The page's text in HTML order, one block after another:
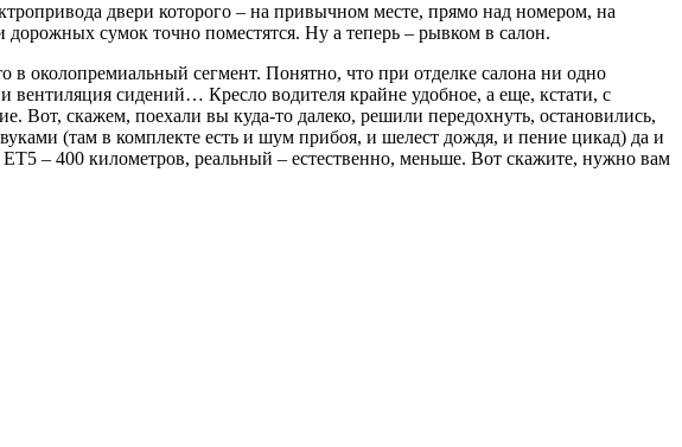
двери которого – на привычном месте, прямо над номером, на
сумок точно поместятся. Ну а теперь – рывком в салон.
в околопремиальный сегмент. Понятно, что при отделке салона ни одно
вентиляция сидений… Кресло водителя крайне удобное, а еще, кстати, с
Вот, скажем, поехали вы куда-то далеко, решили передохнуть, остановились,
(там в комплекте есть и шум прибоя, и шелест дождя, и пение цикад) да и
– 400 километров, реальный – естественно, меньше. Вот скажите, нужно вам